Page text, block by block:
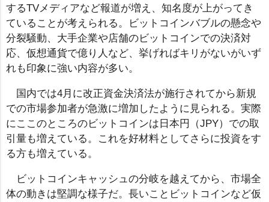
するTVメディアなど報道が増え、知名度が上がってき
ていることが考えられる。ビットコインバブルの懸念や
分裂騒動、大手企業や店舗のビットコインでの決済対
応、仮想通貨で億り人など、挙げればキリがないがいず
れも印象に強い内容が多い。
国内では4月に改正資金決済法が施行されてから新規
での市場参加者が急激に増加したように見られる。実際
にここのところのビットコインは日本円（JPY）での取
引量も増えている。これを好材料としてさらに投資をす
る方も増えている。
ビットコインキャッシュの分岐を越えてから、市場全
体の動きは堅調な様子だ。長いことビットコインなど仮